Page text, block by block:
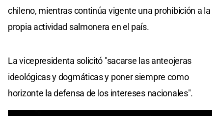
chileno, mientras continúa vigente una prohibición a la
propia actividad salmonera en el país.
La vicepresidenta solicitó "sacarse las anteojeras
ideológicas y dogmáticas y poner siempre como
horizonte la defensa de los intereses nacionales".